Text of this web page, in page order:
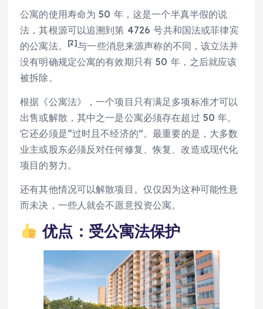
公寓的使用寿命为 50 年，这是一个半真半假的说
法，其根源可以追溯到第 4726 号共和国法或菲律宾
的公寓法。
[2]与一些消息来源声称的不同，该立法并
没有明确规定公寓的有效期只有 50 年，之后就应该
被拆除。
根据《公寓法》，一个项目只有满足多项标准才可以
出售或解散，其中之一是公寓必须存在超过 50 年。
它还必须是“过时且不经济的”。最重要的是，大多数
业主或股东必须反对任何修复、恢复、改造或现代化
项目的努力。
还有其他情况可以解散项目。仅仅因为这种可能性悬
而未决，一些人就会不愿意投资公寓。
优点：受公寓法保护